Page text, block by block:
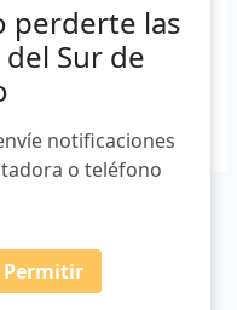
perderte las
Sur de
notificaciones
o teléfono
Permitir
tercera edición […]